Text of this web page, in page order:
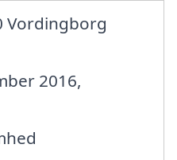
Vordingborg
2016,